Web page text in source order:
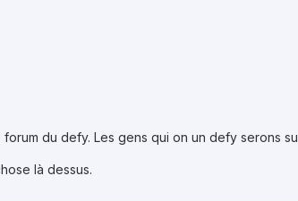
du defy. Les gens qui on un defy serons
là dessus.